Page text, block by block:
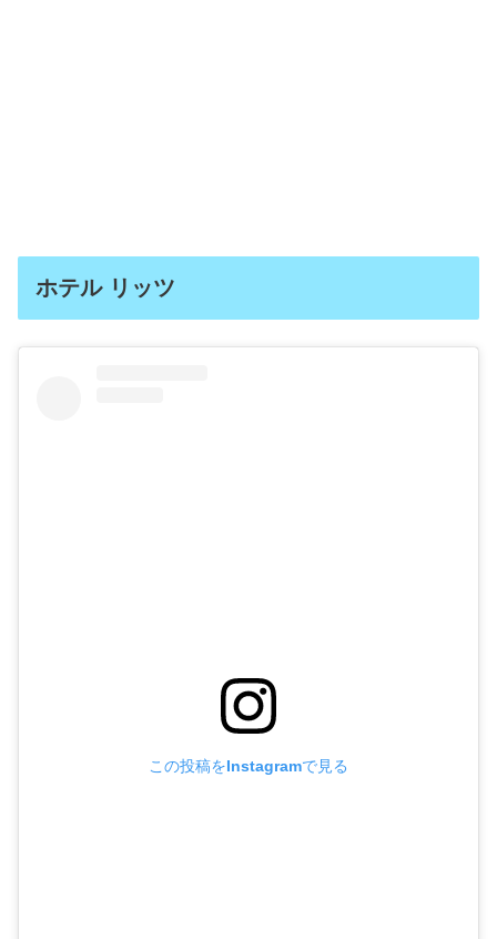
ホテル リッツ
この投稿をInstagramで見る